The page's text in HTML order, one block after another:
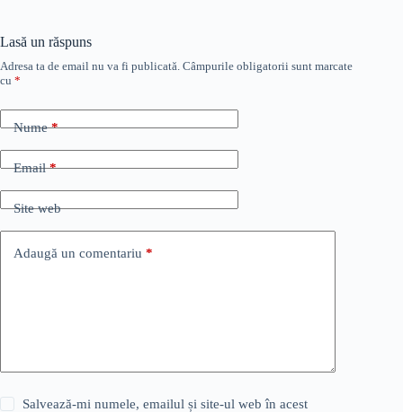
Lasă un răspuns
Adresa ta de email nu va fi publicată. Câmpurile obligatorii sunt marcate
cu *
Nume*
Email*
Site web
Adaugă un comentariu *
Salvează-mi numele, emailul și site-ul web în acest